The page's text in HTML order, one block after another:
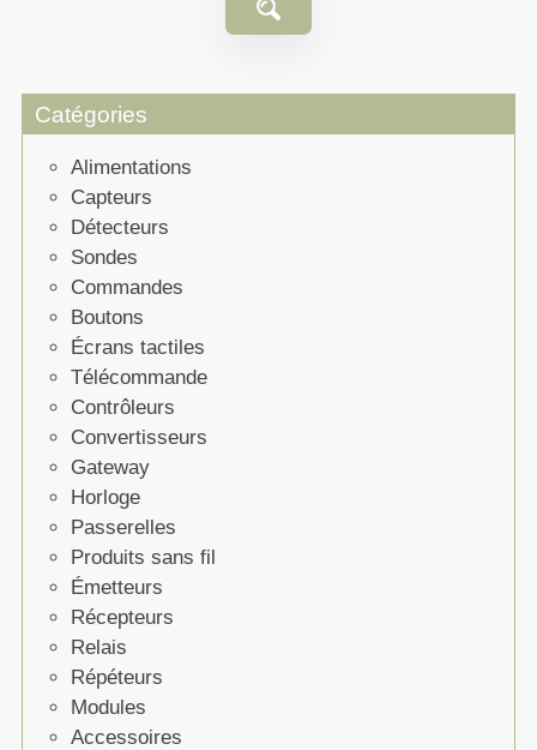
Catégories
Alimentations
Capteurs
Détecteurs
Sondes
Commandes
Boutons
Écrans tactiles
Télécommande
Contrôleurs
Convertisseurs
Gateway
Horloge
Passerelles
Produits sans fil
Émetteurs
Récepteurs
Relais
Répéteurs
Modules
Accessoires